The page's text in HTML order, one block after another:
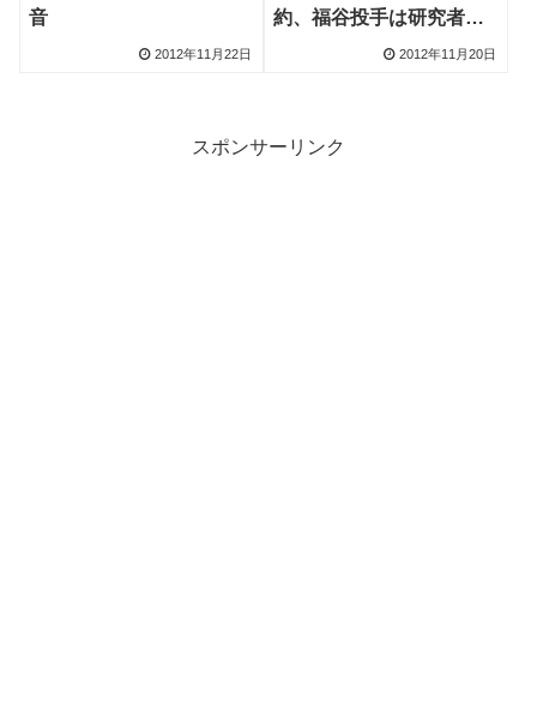
音
2012年11月22日
約、福谷投手は研究者も
2012年11月20日
スポンサーリンク